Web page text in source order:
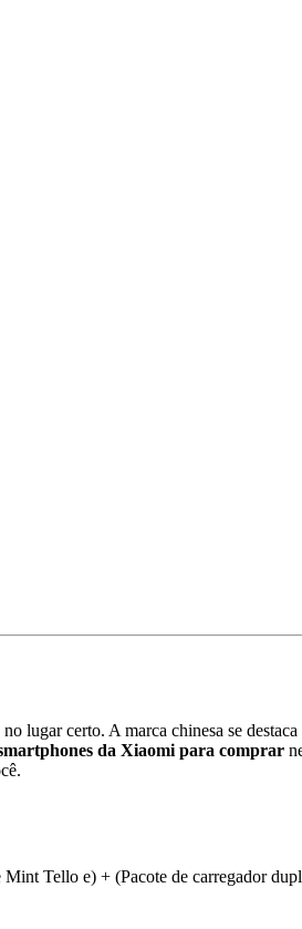
lugar certo. A marca chinesa se
da Xiaomi para comprar
Tello e) + (Pacote de carregador